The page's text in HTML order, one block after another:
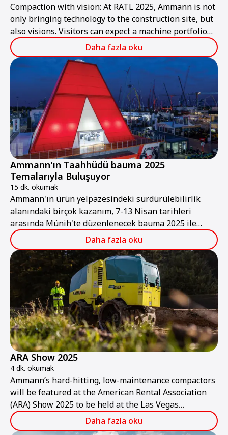
Compaction with vision: At RATL 2025, Ammann is not
only bringing technology to the construction site, but
also visions. Visitors can expect a machine portfolio
that combines performance, sustainability, and smart
technologies – ready for the construction site of
tomorrow.
Daha fazla oku
Ammann'ın Taahhüdü bauma 2025
Temalarıyla Buluşuyor
15 dk. okumak
Ammann'ın ürün yelpazesindeki sürdürülebilirlik
alanındaki birçok kazanım, 7-13 Nisan tarihleri
arasında Münih'te düzenlenecek bauma 2025 ile
mükemmel bir uyum içinde.Daha fazla oku
ARA Show 2025
4 dk. okumak
Ammann’s hard-hitting, low-maintenance compactors
will be featured at the American Rental Association
(ARA) Show 2025 to be held at the Las Vegas
Convention Center from Thursday, Jan. 30, to
Saturday, Feb. 1.
Daha fazla oku